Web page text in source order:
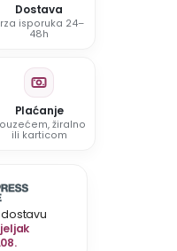
Dostava
isporuka 24–
48h
Plaćanje
žiralno
ili karticom